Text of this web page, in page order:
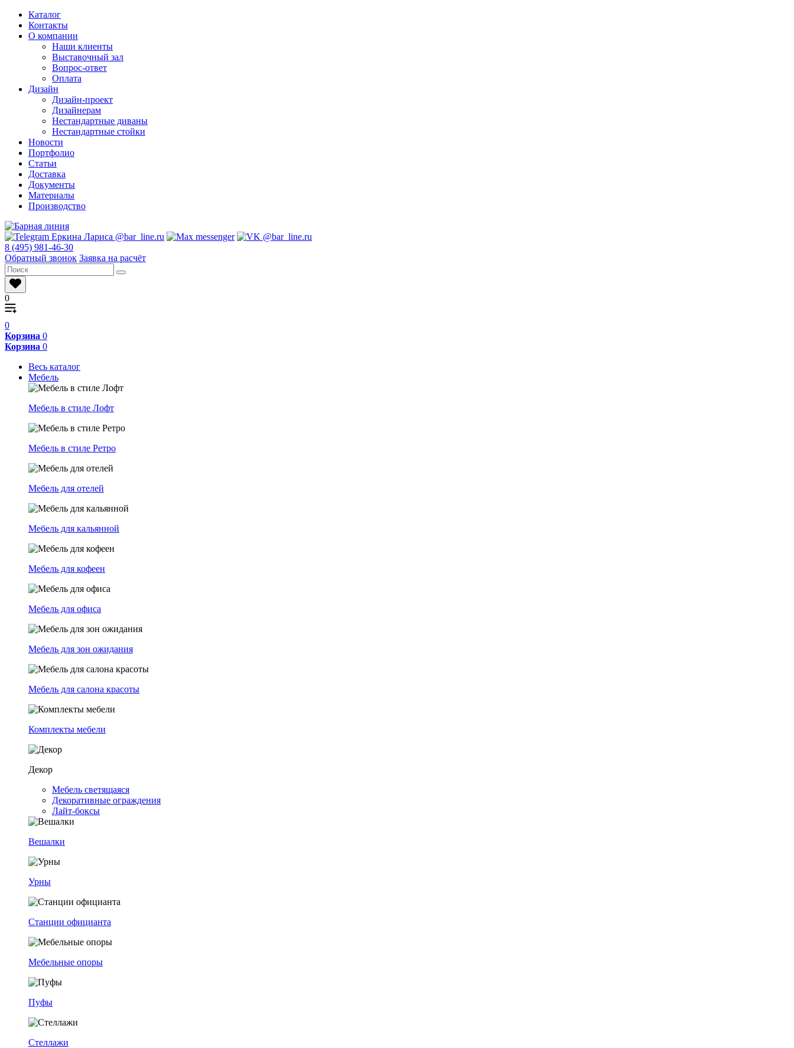
Каталог
Контакты
О компании
Наши клиенты
Выставочный зал
Вопрос-ответ
Оплата
Дизайн
Дизайн-проект
Дизайнерам
Нестандартные диваны
Нестандартные стойки
Новости
Портфолио
Статьи
Доставка
Документы
Материалы
Производство
8 (495) 981-46-30
Обратный звонок Заявка на расчёт
0
0
Корзина 0
Корзина 0
Весь каталог
Мебель
Мебель в стиле Лофт
Мебель в стиле Ретро
Мебель для отелей
Мебель для кальянной
Мебель для кофеен
Мебель для офиса
Мебель для зон ожидания
Мебель для салона красоты
Комплекты мебели
Декор
Мебель светящаяся
Декоративные ограждения
Лайт-боксы
Вешалки
Урны
Станции официанта
Мебельные опоры
Пуфы
Стеллажи